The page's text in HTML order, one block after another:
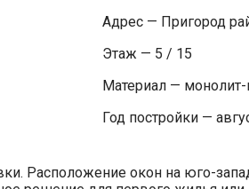
Адрес — Пригород
Этаж — 5 / 15
Материал — монолит-
Год постройки —
Расположение окон на юго-